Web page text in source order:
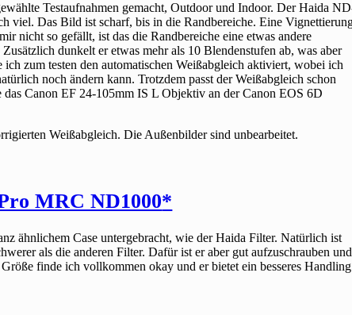
Testaufnahmen gemacht, Outdoor und Indoor. Der Haida
viel. Das Bild ist scharf, bis in die Randbereiche. Eine
nicht so gefällt, ist das die Randbereiche eine etwas andere
dunkelt er etwas mehr als 10 Blendenstufen ab, was aber
zum testen den automatischen Weißabgleich aktiviert, wobei ich
noch ändern kann. Trotzdem passt der Weißabgleich schon
Canon EF 24-105mm IS L Objektiv an der Canon EOS 6D
Weißabgleich. Die Außenbilder sind unbearbeitet.
MRC ND1000
ähnlichem Case untergebracht, wie der Haida Filter. Natürlich ist
als die anderen Filter. Dafür ist er aber gut aufzuschrauben und
finde ich vollkommen okay und er bietet ein besseres